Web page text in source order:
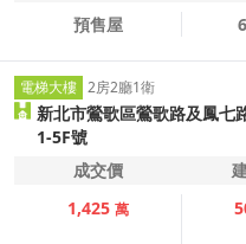
預售屋
電梯大樓 2房2廳1衛
新北市鶯歌區鶯歌路及鳳七
1-5F號
成交價
1,425 萬